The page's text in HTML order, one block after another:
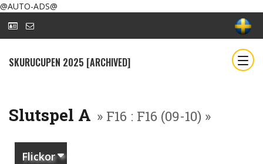
@AUTO-ADS@
SKURUCUPEN 2025 [ARCHIVED]
Slutspel A » F16 : F16 (09-10) »
Flickor